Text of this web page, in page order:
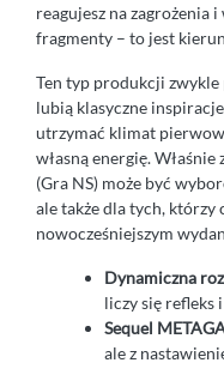
reagujesz na zagrożenia
fragmenty – to jest
Ten typ produkcji
lubią klasyczne
utrzymać klimat
własną energię.
(Gra NS) może być
ale także dla tych, którzy
nowocześniejszym
Dynamiczna
liczy się refleks
Sequel
ale z